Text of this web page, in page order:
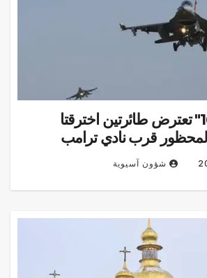
"إف-16" تعترض طائرتين اخترقتا
قرب نادي ترامب
(فيديو)
شؤون آسيوية